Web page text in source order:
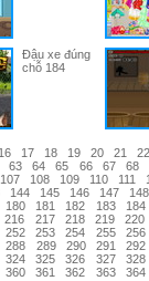
Đậu xe đúng
chỗ 184
16 17 18 19 20 21
22
63 64 65 66 67
68
107 108 109 110 111
144 145 146 147
148
180 181 182 183
184
216 217 218 219
220
252 253 254 255
256
288 289 290 291
292
324 325 326 327
328
360 361 362 363
364